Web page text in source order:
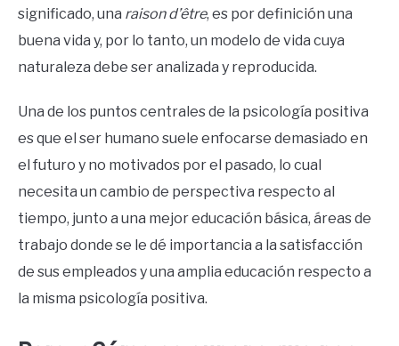
significado, una raison d’être, es por definición una
buena vida y, por lo tanto, un modelo de vida cuya
naturaleza debe ser analizada y reproducida.
Una de los puntos centrales de la psicología positiva
es que el ser humano suele enfocarse demasiado en
el futuro y no motivados por el pasado, lo cual
necesita un cambio de perspectiva respecto al
tiempo, junto a una mejor educación básica, áreas de
trabajo donde se le dé importancia a la satisfacción
de sus empleados y una amplia educación respecto a
la misma psicología positiva.